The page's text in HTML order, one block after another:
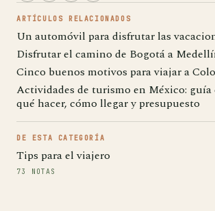
ARTÍCULOS RELACIONADOS
Un automóvil para disfrutar las
Disfrutar el camino de Bogotá a
Cinco buenos motivos para viajar a
Actividades de turismo en México:
qué hacer, cómo llegar y presupuesto
DE ESTA CATEGORÍA
Tips para el viajero
73 NOTAS